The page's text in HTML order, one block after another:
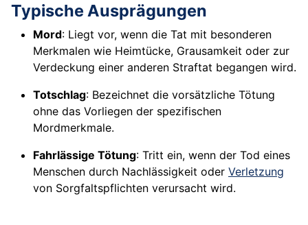
Typische Ausprägungen
Mord: Liegt vor, wenn die Tat mit besonderen
Merkmalen wie Heimtücke, Grausamkeit oder zur
Verdeckung einer anderen Straftat begangen wird.
Totschlag: Bezeichnet die vorsätzliche Tötung
ohne das Vorliegen der spezifischen
Mordmerkmale.
Fahrlässige Tötung: Tritt ein, wenn der Tod eines
Menschen durch Nachlässigkeit oder Verletzung
von Sorgfaltspflichten verursacht wird.